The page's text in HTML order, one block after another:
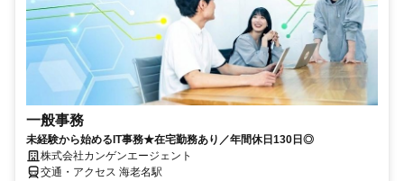
一般事務
未経験から始めるIT事務★在宅勤務あり／年間休日130日◎
株式会社カンゲンエージェント
交通・アクセス 海老名駅